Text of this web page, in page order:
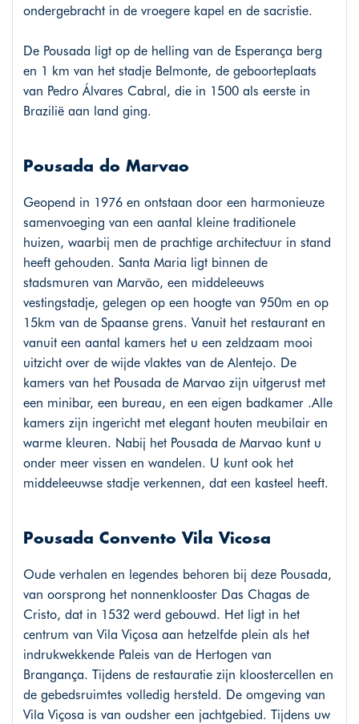
ondergebracht in de vroegere kapel en de sacristie.
De Pousada ligt op de helling van de Esperança berg
en 1 km van het stadje Belmonte, de geboorteplaats
van Pedro Álvares Cabral, die in 1500 als eerste in
Brazilië aan land ging.
Pousada do Marvao
Geopend in 1976 en ontstaan door een harmonieuze
samenvoeging van een aantal kleine traditionele
huizen, waarbij men de prachtige architectuur in stand
heeft gehouden. Santa Maria ligt binnen de
stadsmuren van Marvão, een middeleeuws
vestingstadje, gelegen op een hoogte van 950m en op
15km van de Spaanse grens. Vanuit het restaurant en
vanuit een aantal kamers het u een zeldzaam mooi
uitzicht over de wijde vlaktes van de Alentejo. De
kamers van het Pousada de Marvao zijn uitgerust met
een minibar, een bureau, en een eigen badkamer .Alle
kamers zijn ingericht met elegant houten meubilair en
warme kleuren. Nabij het Pousada de Marvao kunt u
onder meer vissen en wandelen. U kunt ook het
middeleeuwse stadje verkennen, dat een kasteel heeft.
Pousada Convento Vila Vicosa
Oude verhalen en legendes behoren bij deze Pousada,
van oorsprong het nonnenklooster Das Chagas de
Cristo, dat in 1532 werd gebouwd. Het ligt in het
centrum van Vila Viçosa aan hetzelfde plein als het
indrukwekkende Paleis van de Hertogen van
Brangança. Tijdens de restauratie zijn kloostercellen en
de gebedsruimtes volledig hersteld. De omgeving van
Vila Viçosa is van oudsher een jachtgebied. Tijdens uw